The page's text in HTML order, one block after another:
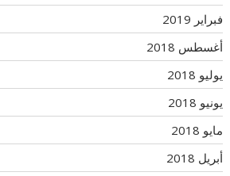
فبراير 2019
أغسطس 2018
يوليو 2018
يونيو 2018
مايو 2018
أبريل 2018